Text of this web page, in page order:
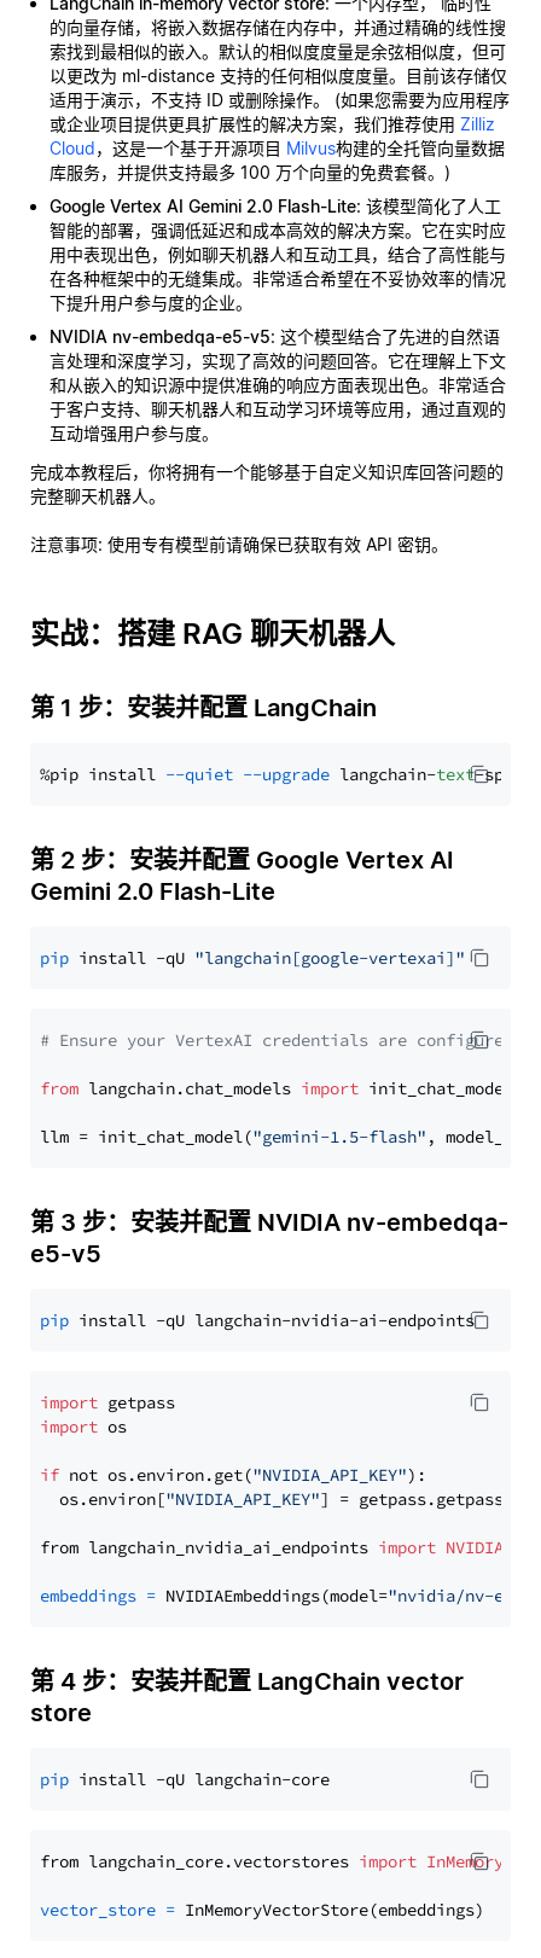
的向量存储，将嵌入数据存储在内存中，并通过精确的线性搜
索找到最相似的嵌入。默认的相似度度量是余弦相似度，但可
以更改为 ml-distance 支持的任何相似度度量。目前该存储仅
适用于演示，不支持 ID 或删除操作。 (如果您需要为应用程序
或企业项目提供更具扩展性的解决方案，我们推荐使用 Zilliz
Cloud，这是一个基于开源项目 Milvus构建的全托管向量数据
库服务，并提供支持最多 100 万个向量的免费套餐。)
Google Vertex AI Gemini 2.0 Flash-Lite: 该模型简化了人工
智能的部署，强调低延迟和成本高效的解决方案。它在实时应
用中表现出色，例如聊天机器人和互动工具，结合了高性能与
在各种框架中的无缝集成。非常适合希望在不妥协效率的情况
下提升用户参与度的企业。
NVIDIA nv-embedqa-e5-v5: 这个模型结合了先进的自然语
言处理和深度学习，实现了高效的问题回答。它在理解上下文
和从嵌入的知识源中提供准确的响应方面表现出色。非常适合
于客户支持、聊天机器人和互动学习环境等应用，通过直观的
互动增强用户参与度。
完成本教程后，你将拥有一个能够基于自定义知识库回答问题的
完整聊天机器人。
注意事项: 使用专有模型前请确保已获取有效 API 密钥。
实战：搭建 RAG 聊天机器人
第 1 步：安装并配置 LangChain
%pip install --quiet --upgrade langchain-text
第 2 步：安装并配置 Google Vertex AI
Gemini 2.0 Flash-Lite
pip install -qU "langchain[google-vertexai]"
# Ensure your VertexAI credentials are configured
from langchain.chat_models import init_chat_model
llm = init_chat_model("gemini-1.5-flash" ,
第 3 步：安装并配置 NVIDIA nv-embedqa-
e5-v5
pip
import
import os
if not os.environ.get("NVIDIA_API_KEY"):
  os.environ[
"NVIDIA_API_KEY"] = getpass.getpass(
from langchain_nvidia_ai_endpoints import
embeddings = NVIDIAEmbeddings(model="nvidia/nv-
第 4 步：安装并配置 LangChain vector
store
pip
from langchain_core.vectorstores import
vector_store =